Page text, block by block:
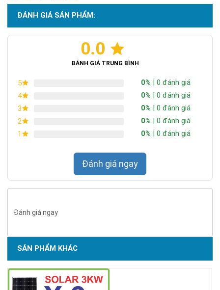
ĐÁNH GIÁ SẢN PHẨM:
0.0
ĐÁNH GIÁ TRUNG BÌNH
5 0% | 0 đánh giá
4
0% | 0 đánh giá
3
0% | 0 đánh giá
2
0% | 0 đánh giá
1
0% | 0 đánh giá
Đánh giá ngay
Đánh giá ngay
SẢN PHẨM KHÁC